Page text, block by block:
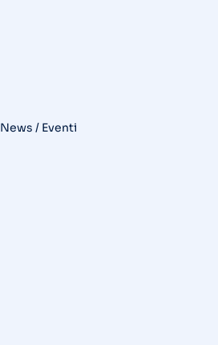
News / Eventi